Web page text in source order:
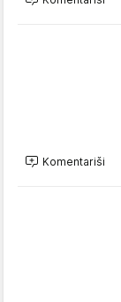
Komentariši